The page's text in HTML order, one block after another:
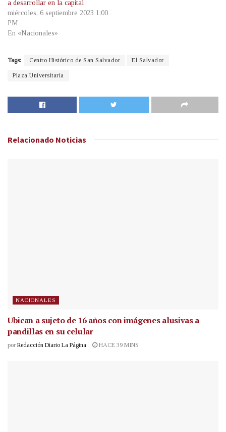
a desarrollar en la capital
miércoles, 6 septiembre 2023 1:00
PM
En «Nacionales»
Tags: Centro Histórico de San Salvador El Salvador
Plaza Universitaria
Relacionado Noticias
NACIONALES
Ubican a sujeto de 16 años con imágenes alusivas a
pandillas en su celular
por Redacción Diario La Página HACE 39 MINS